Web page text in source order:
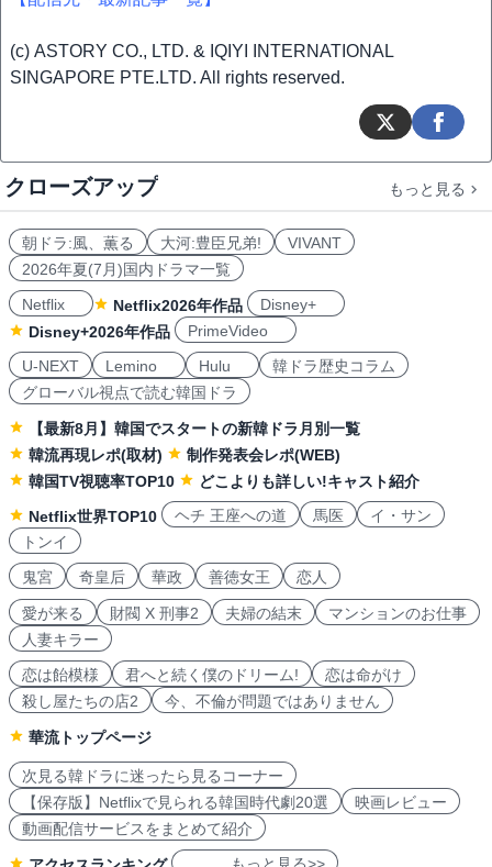
(c) ASTORY CO., LTD. & IQIYI INTERNATIONAL
SINGAPORE PTE.LTD. All rights reserved.
クローズアップ もっと見る
朝ドラ:風、薫る 大河:豊臣兄弟!
VIVANT
2026年夏(7月)国内ドラマ一覧
Netflix
Netflix2026年作品
Disney+
Disney+2026年作品
PrimeVideo
U-NEXT
Lemino Hulu
韓ドラ歴史コラム
グローバル視点で読む韓国ドラ
【最新8月】韓国でスタートの新韓ドラ月別一覧
韓流再現レポ(取材)
制作発表会レポ(WEB)
韓国TV視聴率TOP10
どこよりも詳しい!キャスト紹介
Netflix世界TOP10
ヘチ 王座への道 馬医
イ・サン
トンイ
鬼宮
奇皇后 華政 善徳女王 恋人
愛が来る 財閥 X 刑事2 夫婦の結末
マンションのお仕事
人妻キラー
恋は飴模様
君へと続く僕のドリーム!
恋は命がけ
殺し屋たちの店2
今、不倫が問題ではありません
華流トップページ
次見る韓ドラに迷ったら見るコーナー
【保存版】Netflixで見られる韓国時代劇20選
映画レビュー
動画配信サービスをまとめて紹介